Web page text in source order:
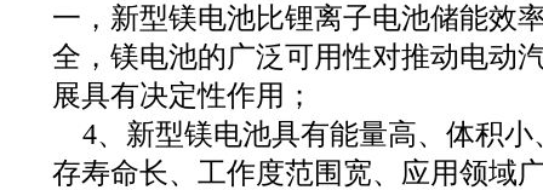
一，新型镁电池比锂离子电池储能效
全，镁电池的广泛可用性对推动电动
展具有决定性作用；
4、新型镁电池具有能量高、体积
存寿命长、工作度范围宽、应用领域